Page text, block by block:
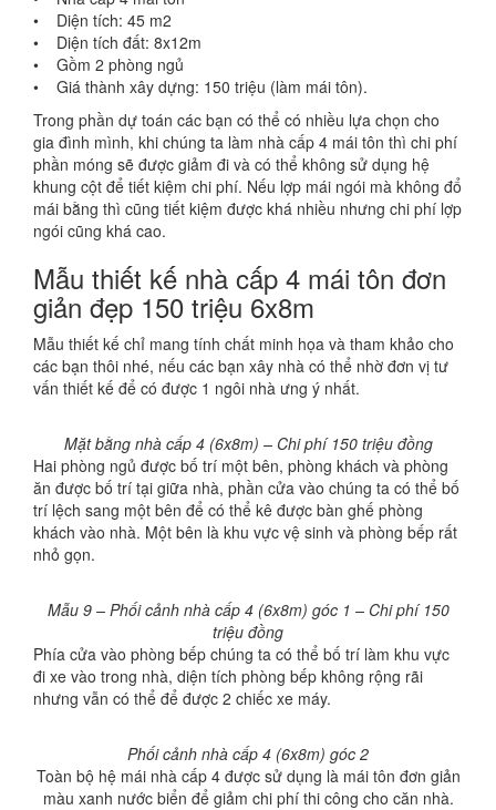
• Diện tích: 45 m2
• Diện tích đất: 8x12m
• Gồm 2 phòng ngủ
• Giá thành xây dựng: 150 triệu (làm mái tôn).
Trong phần dự toán các bạn có thể có nhiều lựa chọn cho
gia đình mình, khi chúng ta làm nhà cấp 4 mái tôn thì chi phí
phần móng sẽ được giảm đi và có thể không sử dụng hệ
khung cột để tiết kiệm chi phí. Nếu lợp mái ngói mà không đổ
mái bằng thì cũng tiết kiệm được khá nhiều nhưng chi phí lợp
ngói cũng khá cao.
Mẫu thiết kế nhà cấp 4 mái tôn đơn
giản đẹp 150 triệu 6x8m
Mẫu thiết kế chỉ mang tính chất minh họa và tham khảo cho
các bạn thôi nhé, nếu các bạn xây nhà có thể nhờ đơn vị tư
vấn thiết kế để có được 1 ngôi nhà ưng ý nhất.
Mặt bằng nhà cấp 4 (6x8m) – Chi phí 150 triệu đồng
Hai phòng ngủ được bố trí một bên, phòng khách và phòng
ăn được bố trí tại giữa nhà, phần cửa vào chúng ta có thể bố
trí lệch sang một bên để có thể kê được bàn ghế phòng
khách vào nhà. Một bên là khu vực vệ sinh và phòng bếp rất
nhỏ gọn.
Mẫu 9 – Phối cảnh nhà cấp 4 (6x8m) góc 1 – Chi phí 150
triệu đồng
Phía cửa vào phòng bếp chúng ta có thể bố trí làm khu vực
đi xe vào trong nhà, diện tích phòng bếp không rộng rãi
nhưng vẫn có thể để được 2 chiếc xe máy.
Phối cảnh nhà cấp 4 (6x8m) góc 2
Toàn bộ hệ mái nhà cấp 4 được sử dụng là mái tôn đơn giản
màu xanh nước biển để giảm chi phí thi công cho căn nhà.